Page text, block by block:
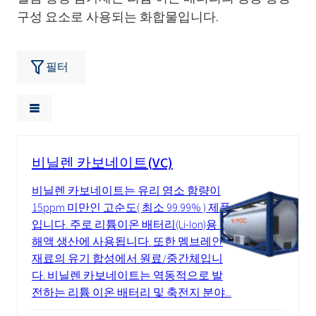
구성 요소로 사용되는 화합물입니다.
필터
비닐렌 카보네이트(VC)
비닐렌 카보네이트는 유리 염소 함량이
15ppm 미만인 고순도( 최소 99.99% ) 제품
입니다. 주로 리튬이온 배터리(Li-Ion)용 전
해액 생산에 사용됩니다. 또한 멤브레인
재료의 유기 합성에서 원료/중간체입니
다. 비닐렌 카보네이트는 역동적으로 발
전하는 리튬 이온 배터리 및 축전지 분야...